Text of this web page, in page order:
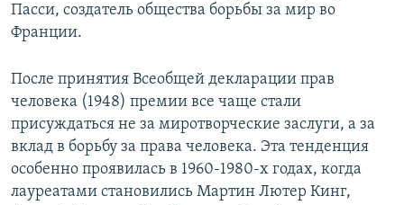
Пасси, создатель общества борьбы за мир во
Франции.
После принятия Всеобщей декларации прав
человека (1948) премии все чаще стали
присуждаться не за миротворческие заслуги, а за
вклад в борьбу за права человека. Эта тенденция
особенно проявилась в 1960-1980-х годах, когда
лауреатами становились Мартин Лютер Кинг,